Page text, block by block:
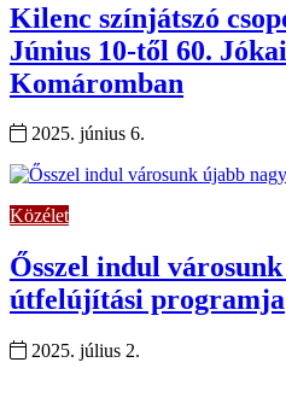
Kilenc színjátszó
Június 10-től 60.
Komáromban
2025. június 6.
Közélet
Ősszel indul
útfelújítási programja
2025. július 2.